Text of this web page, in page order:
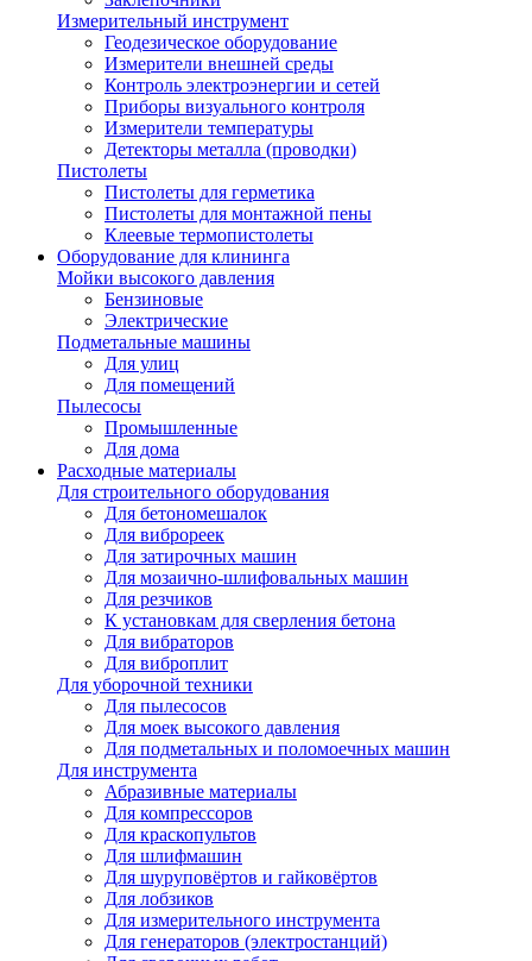
Измерительный инструмент
Геодезическое оборудование
Измерители внешней среды
Контроль электроэнергии и сетей
Приборы визуального контроля
Измерители температуры
Детекторы металла (проводки)
Пистолеты
Пистолеты для герметика
Пистолеты для монтажной пены
Клеевые термопистолеты
Оборудование для клининга
Мойки высокого давления
Бензиновые
Электрические
Подметальные машины
Для улиц
Для помещений
Пылесосы
Промышленные
Для дома
Расходные материалы
Для строительного оборудования
Для бетономешалок
Для виброреек
Для затирочных машин
Для мозаично-шлифовальных машин
Для резчиков
К установкам для сверления бетона
Для вибраторов
Для виброплит
Для уборочной техники
Для пылесосов
Для моек высокого давления
Для подметальных и поломоечных машин
Для инструмента
Абразивные материалы
Для компрессоров
Для краскопультов
Для шлифмашин
Для шуруповёртов и гайковёртов
Для лобзиков
Для измерительного инструмента
Для генераторов (электростанций)